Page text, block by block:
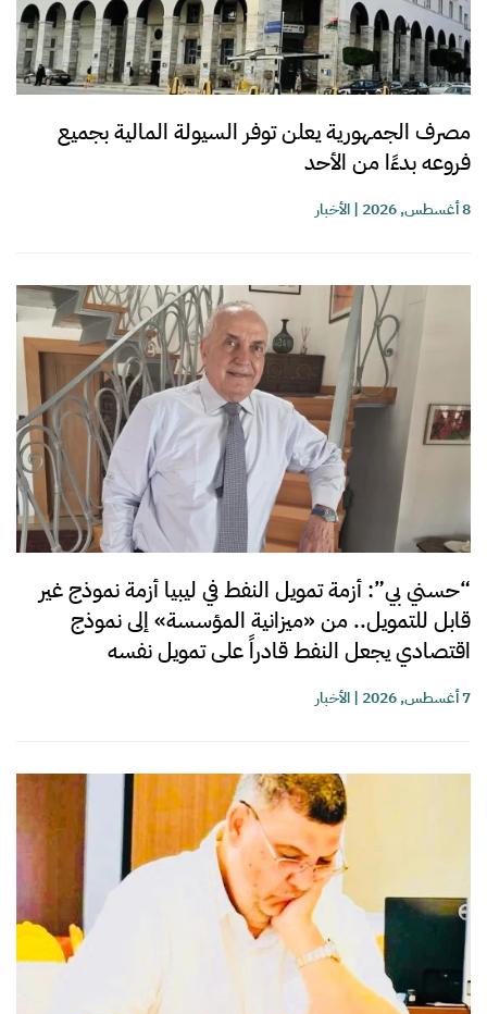
مصرف الجمهورية يعلن توفر السيولة المالية بجميع
فروعه بدءًا من الأحد
8 أغسطس, 2026 |الأخبار
“حسني بي”: أزمة تمويل النفط في ليبيا أزمة نموذج غير
قابل للتمويل.. من «ميزانية المؤسسة» إلى نموذج
اقتصادي يجعل النفط قادراً على تمويل نفسه
7 أغسطس, 2026 |الأخبار